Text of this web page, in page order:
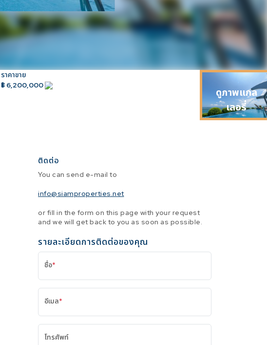
ราคาขาย
฿ 6,200,000
ดูภาพแกล
เลอรี่
ติดต่อ
You can send e-mail to
info@siamproperties.net
or fill in the form on this page with your request
and we will get back to you as soon as possible.
รายละเอียดการติดต่อของคุณ
ชื่อ*
อีเมล*
โทรศัพท์